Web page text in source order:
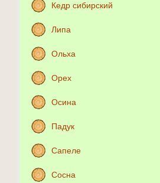
Кедр сибирский
Липа
Ольха
Орех
Осина
Падук
Сапеле
Сосна